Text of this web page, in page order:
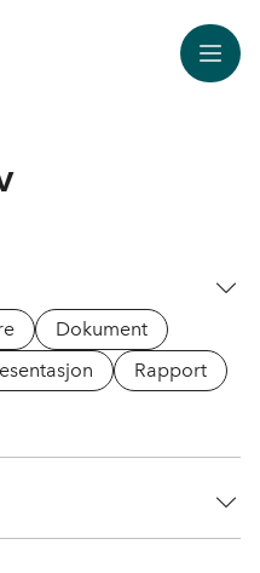
Meny
Dokument
Rapport